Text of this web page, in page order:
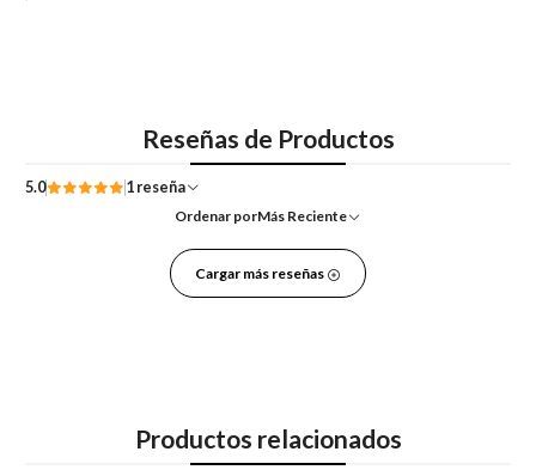
Reseñas de Productos
5.0
1 reseña
Ordenar porMás Reciente
Cargar más reseñas
Productos relacionados